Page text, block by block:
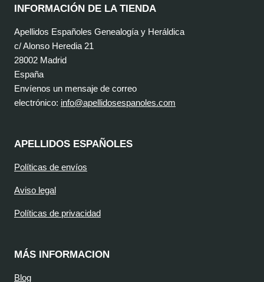
INFORMACIÓN DE LA TIENDA
Apellidos Españoles Genealogía y Heráldica
c/ Alonso Heredia 21
28002 Madrid
España
Envíenos un mensaje de correo
electrónico: info@apellidosespanoles.com
APELLIDOS ESPAÑOLES
Políticas de envíos
Aviso legal
Políticas de privacidad
MÁS INFORMACION
Blog